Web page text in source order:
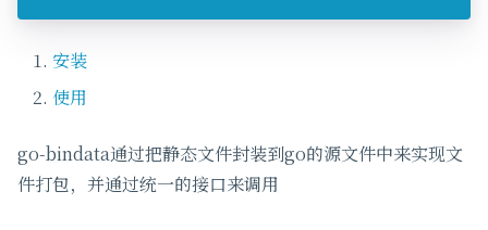
安装
使用
go-bindata通过把静态文件封装到go的源文件中来实现文
件打包，并通过统一的接口来调用